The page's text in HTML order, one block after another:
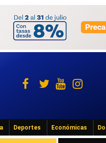
Deportes Económicas